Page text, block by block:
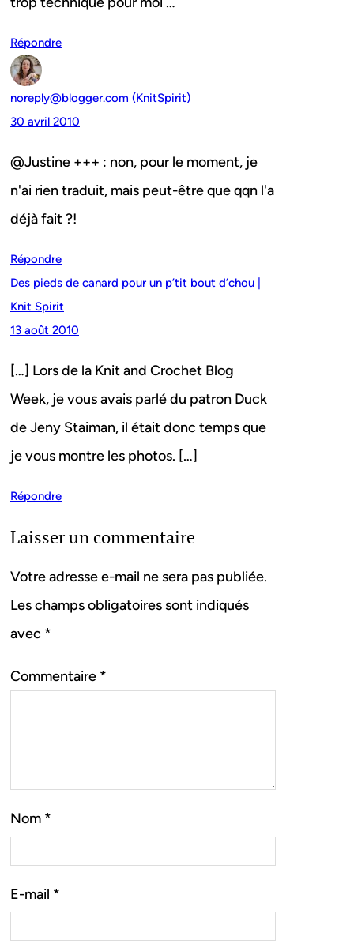
Répondre
noreply@blogger.com (KnitSpirit)
30 avril 2010
@Justine +++ : non, pour le moment, je
n'ai rien traduit, mais peut-être que qqn l'a
déjà fait ?!
Répondre
Des pieds de canard pour un p’tit bout d’chou |
Knit Spirit
13 août 2010
[…] Lors de la Knit and Crochet Blog
Week, je vous avais parlé du patron Duck
de Jeny Staiman, il était donc temps que
je vous montre les photos. […]
Répondre
Laisser un commentaire
Votre adresse e-mail ne sera pas publiée.
Les champs obligatoires sont indiqués
avec *
Commentaire *
Nom *
E-mail *